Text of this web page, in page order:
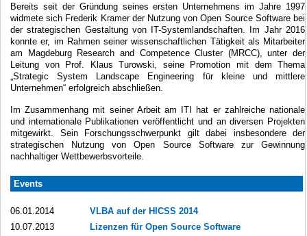
Bereits seit der Gründung seines ersten Unternehmens im Jahre 1997
widmete sich Frederik Kramer der Nutzung von Open Source Software bei
der strategischen Gestaltung von IT-Systemlandschaften. Im Jahr 2016
konnte er, im Rahmen seiner wissenschaftlichen Tätigkeit als Mitarbeiter
am Magdeburg Research and Competence Cluster (MRCC), unter der
Leitung von Prof. Klaus Turowski, seine Promotion mit dem Thema
„Strategic System Landscape Engineering für kleine und mittlere
Unternehmen“ erfolgreich abschließen.
Im Zusammenhang mit seiner Arbeit am ITI hat er zahlreiche nationale
und internationale Publikationen veröffentlicht und an diversen Projekten
mitgewirkt. Sein Forschungsschwerpunkt gilt dabei insbesondere der
strategischen Nutzung von Open Source Software zur Gewinnung
nachhaltiger Wettbewerbsvorteile.
Events
06.01.2014
VLBA auf der HICSS 2014
10.07.2013
Lizenzen für Open Source Software